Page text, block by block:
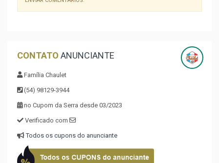
CONTATO ANUNCIANTE
Família Chaulet
(54) 98129-3944
no Cupom da Serra desde 03/2023
Verificado com
Todos os cupons do anunciante